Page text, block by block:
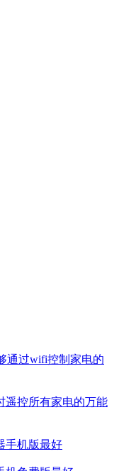
通过wifi控制家电的
遥控所有家电的万能
手机版最好